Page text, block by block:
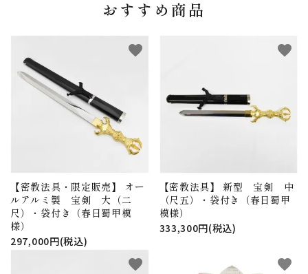
おすすめ商品
【密教法具・限定販売】 オー
ルアルミ製 宝剣 大（二
尺）・袋付き（春日蜀甲模
様）
297,000円(税込)
favorite
【密教法具】 新型 宝剣 中
（尺五）・袋付き（春日蜀甲
模様）
333,300円(税込)
favorite
favorite favorite